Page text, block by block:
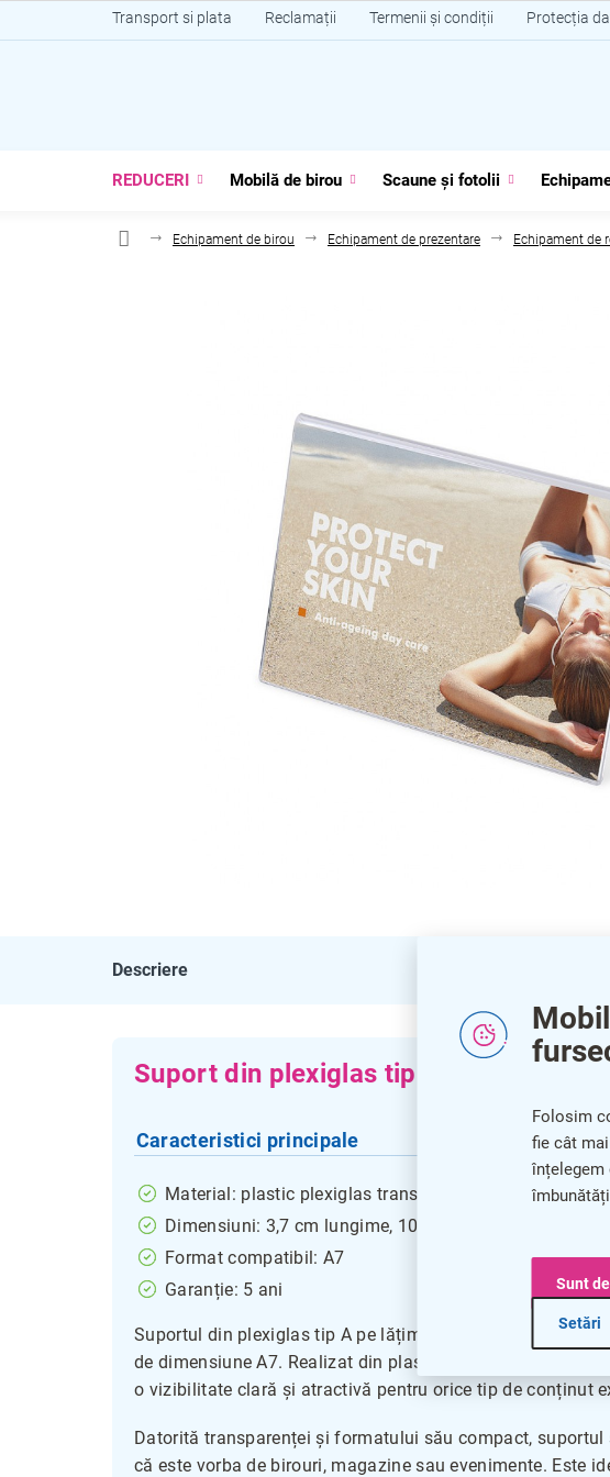
Folosim
fie cât
înțelegem
Setări
Sunt
la
Transport si plata Reclamații Termenii și condiții Protecția
REDUCERI Mobilă de birou Scaune și fotolii
Echipament de birou Echipament de prezentare Echipament de
Descriere
Suport din plexiglas tip A pe lățime,
Caracteristici principale
Material: plastic plexiglas transparent
Dimensiuni: 3,7 cm lungime, 10,5 cm lățime, 7,7 cm
Format compatibil: A7
Garanție: 5 ani
Suportul din plexiglas tip A pe lățime este o soluție
de dimensiune A7. Realizat din plastic de calitate, acesta
o vizibilitate clară și atractivă pentru orice tip de conținut
Datorită transparenței și formatului său compact,
că este vorba de birouri, magazine sau evenimente. Este